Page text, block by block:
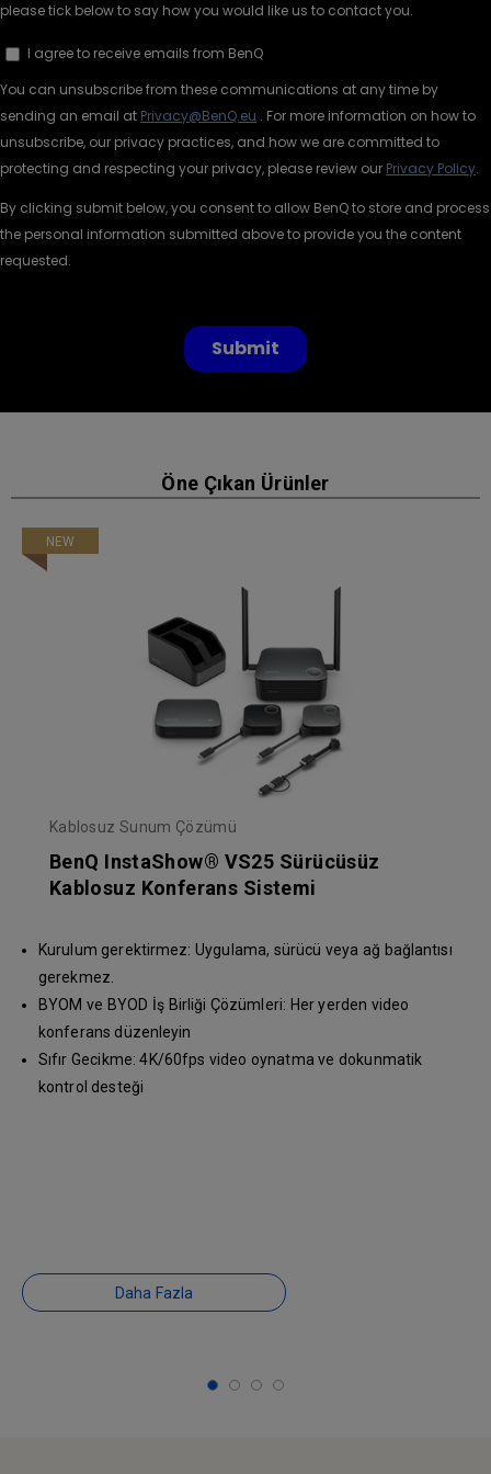
Öne Çıkan Ürünler
NEW
Kablosuz Sunum Çözümü
BenQ InstaShow® VS25 Sürücüsüz
Kablosuz Konferans Sistemi
Kurulum gerektirmez: Uygulama, sürücü veya ağ bağlantısı
gerekmez.
BYOM ve BYOD İş Birliği Çözümleri: Her yerden video
konferans düzenleyin
Sıfır Gecikme: 4K/60fps video oynatma ve dokunmatik
kontrol desteği
Daha Fazla